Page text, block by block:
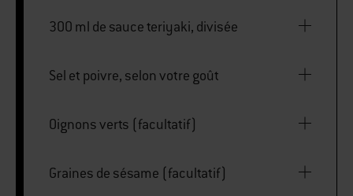
300 ml de sauce teriyaki, divisée
Sel et poivre, selon votre goût
Oignons verts (facultatif)
Graines de sésame (facultatif)